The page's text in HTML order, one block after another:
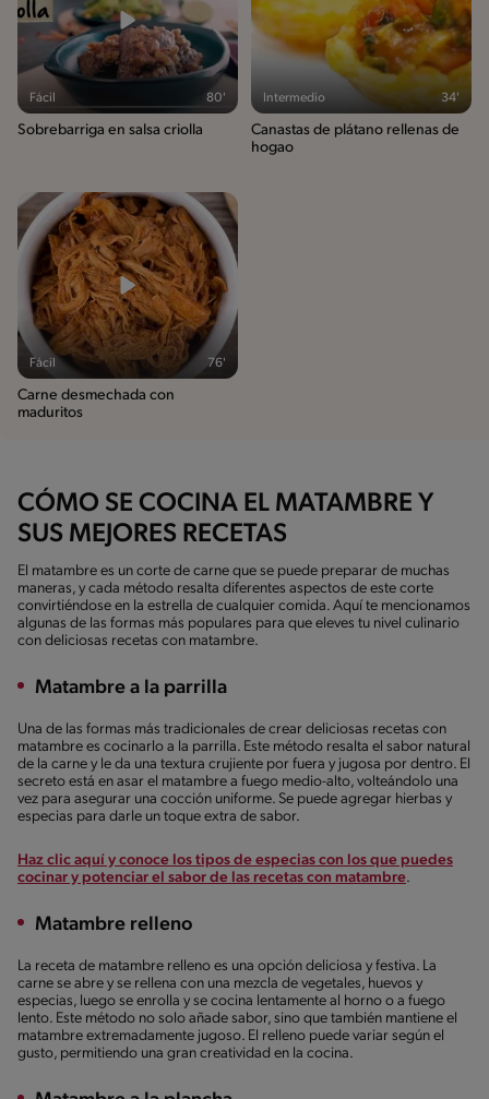
Fácil 80'
Sobrebarriga en salsa criolla
Intermedio 34'
Canastas de plátano rellenas de
hogao
Fácil 76'
Carne desmechada con
maduritos
CÓMO SE COCINA EL MATAMBRE Y
SUS MEJORES RECETAS
El matambre es un corte de carne que se puede preparar de muchas
maneras, y cada método resalta diferentes aspectos de este corte
convirtiéndose en la estrella de cualquier comida. Aquí te mencionamos
algunas de las formas más populares para que eleves tu nivel culinario
con deliciosas recetas con matambre.
Matambre a la parrilla
Una de las formas más tradicionales de crear deliciosas recetas con
matambre es cocinarlo a la parrilla. Este método resalta el sabor natural
de la carne y le da una textura crujiente por fuera y jugosa por dentro. El
secreto está en asar el matambre a fuego medio-alto, volteándolo una
vez para asegurar una cocción uniforme. Se puede agregar hierbas y
especias para darle un toque extra de sabor.
Haz clic aquí y conoce los tipos de especias con los que puedes
cocinar y potenciar el sabor de las recetas con matambre.
Matambre relleno
La receta de matambre relleno es una opción deliciosa y festiva. La
carne se abre y se rellena con una mezcla de vegetales, huevos y
especias, luego se enrolla y se cocina lentamente al horno o a fuego
lento. Este método no solo añade sabor, sino que también mantiene el
matambre extremadamente jugoso. El relleno puede variar según el
gusto, permitiendo una gran creatividad en la cocina.